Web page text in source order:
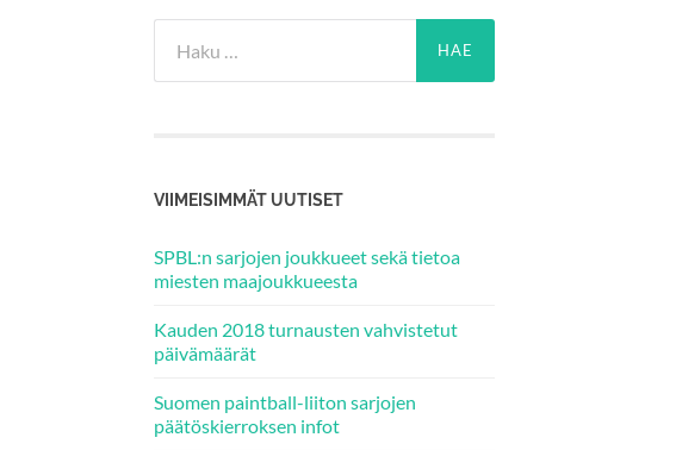
VIIMEISIMMÄT UUTISET
SPBL:n sarjojen joukkueet sekä tietoa
miesten maajoukkueesta
Kauden 2018 turnausten vahvistetut
päivämäärät
Suomen paintball-liiton sarjojen
päätöskierroksen infot